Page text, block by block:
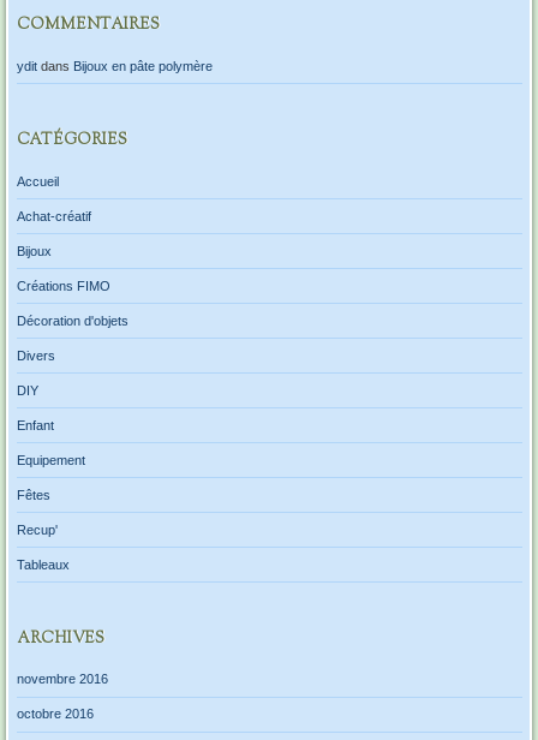
COMMENTAIRES
yditdans Bijoux en pâte polymère
CATÉGORIES
Accueil
Achat-créatif
Bijoux
Créations FIMO
Décoration d'objets
Divers
DIY
Enfant
Equipement
Fêtes
Recup'
Tableaux
ARCHIVES
novembre 2016
octobre 2016